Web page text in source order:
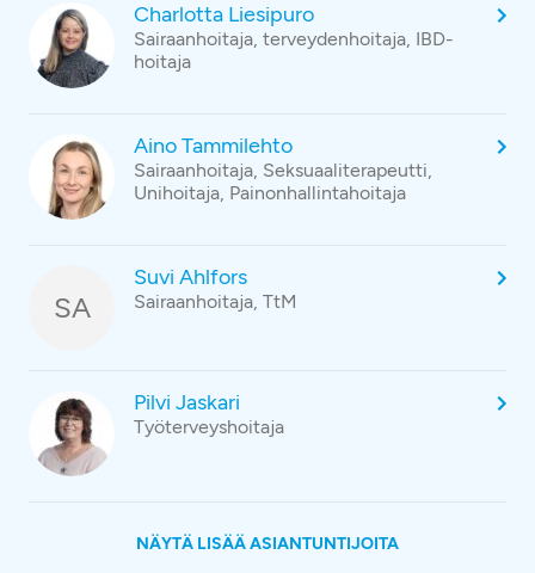
Charlotta Liesipuro
Sairaanhoitaja, terveydenhoitaja, IBD-
hoitaja
Aino Tammilehto
Sairaanhoitaja, Seksuaaliterapeutti,
Unihoitaja, Painonhallintahoitaja
SA
Suvi Ahlfors
Sairaanhoitaja, TtM
Pilvi Jaskari
Työterveyshoitaja
NÄYTÄ LISÄÄ ASIANTUNTIJOITA